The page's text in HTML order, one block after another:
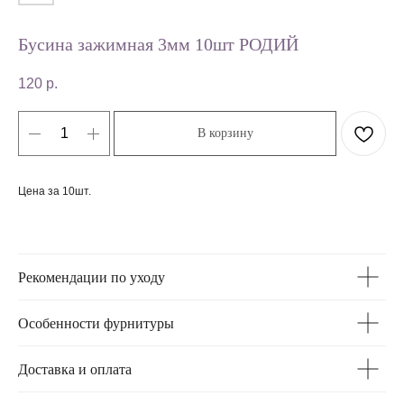
Бусина зажимная 3мм 10шт РОДИЙ
120 р.
В корзину
Цена за 10шт.
Рекомендации по уходу
Особенности фурнитуры
Доставка и оплата